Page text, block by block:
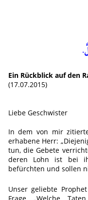
Ein Rückblick auf den
(17.07.2015)
Liebe Geschwister
In dem von mir
erhabene Herr:
tun, die Gebete
deren Lohn ist bei
befürchten und sollen
Unser geliebte